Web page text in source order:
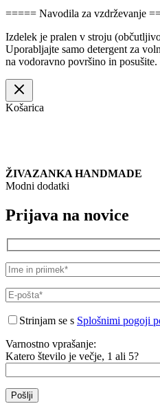
===== Navodila za vzdrževanje
Izdelek je pralen v stroju
Uporabljajte samo detergent za
na vodoravno površino in
Košarica
ŽIVAZANKA HANDMADE
Modni dodatki
Prijava na novice
Strinjam se s Splošnimi pogoji
Varnostno vprašanje:
Katero število je večje, 1 ali 5?